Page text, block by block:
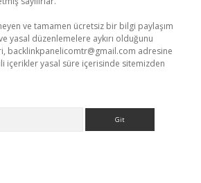
ve tamamen ücretsiz bir bilgi paylaşım
yasal düzenlemelere aykırı olduğunu
backlinkpanelicomtr@gmail.com adresine
içerikler yasal süre içerisinde sitemizden